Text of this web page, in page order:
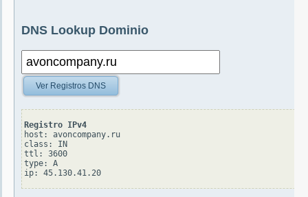
DNS Lookup Dominio
Ver Registros DNS
Registro IPv4
host: avoncompany.ru
class: IN
ttl: 3600
type: A